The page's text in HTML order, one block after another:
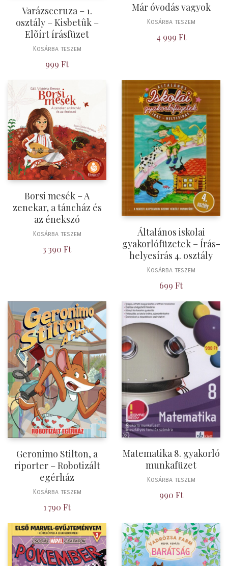
Varázsceruza – 1.
osztály – Kisbetûk –
Elõírt írásfüzet
Kosárba teszem
999 Ft
Már óvodás vagyok
Kosárba teszem
4 999 Ft
Borsi mesék – A
zenekar, a táncház és
az énekszó
Kosárba teszem
3 390 Ft
Általános iskolai
gyakorlófüzetek – Írás-
helyesírás 4. osztály
Kosárba teszem
699 Ft
Geronimo Stilton, a
riporter – Robotizált
egérház
Kosárba teszem
1 790 Ft
Matematika 8. gyakorló
munkafüzet
Kosárba teszem
990 Ft